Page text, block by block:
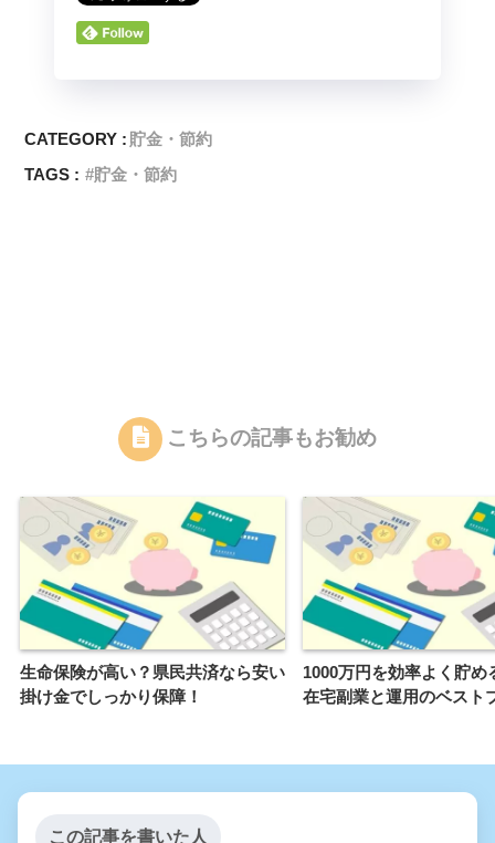
CATEGORY : 貯金・節約
TAGS :
貯金・節約
こちらの記事もお勧め
生命保険が高い？県民共済なら安い
掛け金でしっかり保障！
1000万円を効率よく貯め
在宅副業と運用のベスト
この記事を書いた人